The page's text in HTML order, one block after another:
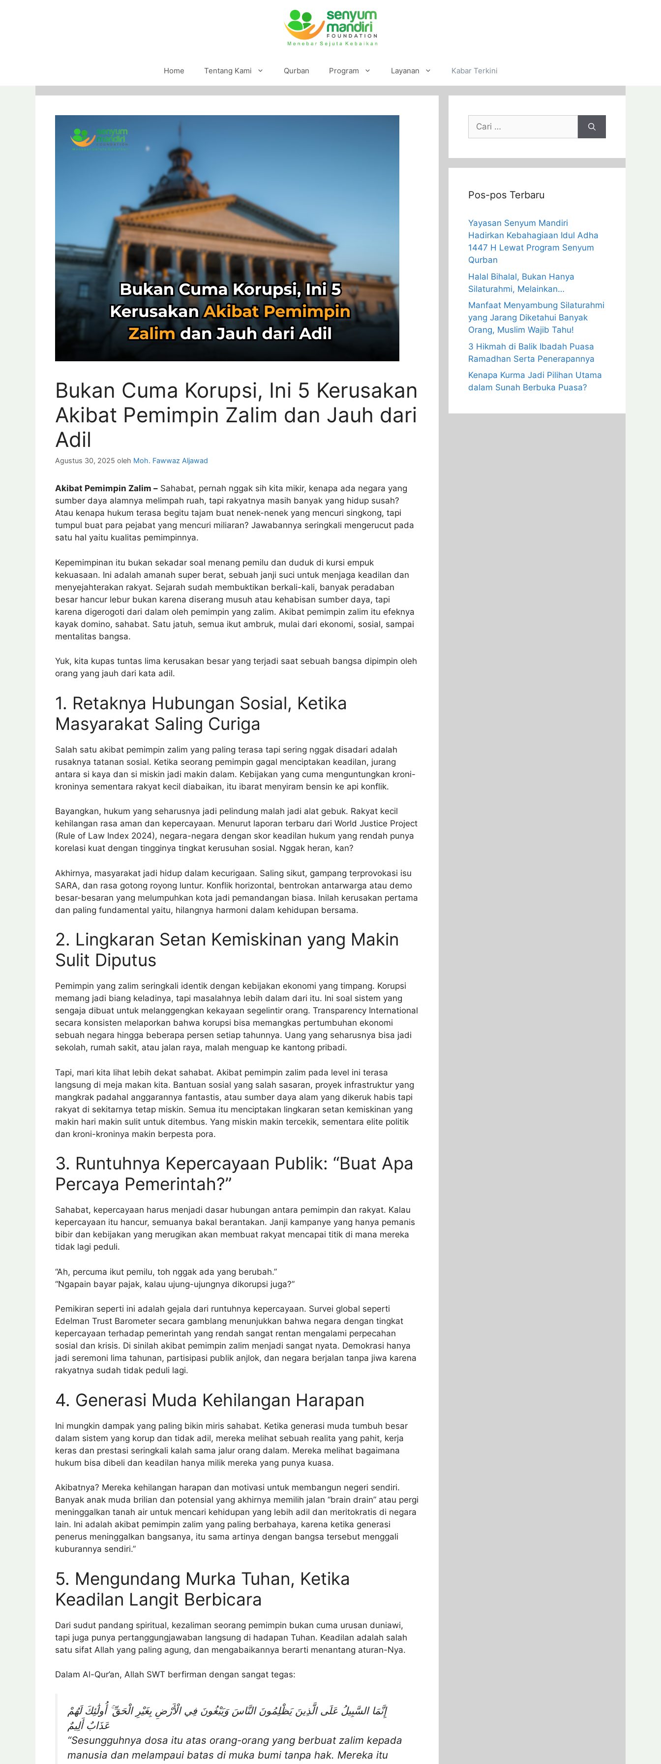
Home Tentang Kami Qurban Program Layanan Kabar Terkini
Bukan Cuma Korupsi, Ini 5 Kerusakan
Akibat Pemimpin Zalim dan Jauh dari
Adil
Agustus 30, 2025 oleh Moh. Fawwaz Aljawad
Akibat Pemimpin Zalim – Sahabat, pernah nggak sih kita mikir, kenapa ada negara yang
sumber daya alamnya melimpah ruah, tapi rakyatnya masih banyak yang hidup susah?
Atau kenapa hukum terasa begitu tajam buat nenek-nenek yang mencuri singkong, tapi
tumpul buat para pejabat yang mencuri miliaran? Jawabannya seringkali mengerucut pada
satu hal yaitu kualitas pemimpinnya.
Kepemimpinan itu bukan sekadar soal menang pemilu dan duduk di kursi empuk
kekuasaan. Ini adalah amanah super berat, sebuah janji suci untuk menjaga keadilan dan
menyejahterakan rakyat. Sejarah sudah membuktikan berkali-kali, banyak peradaban
besar hancur lebur bukan karena diserang musuh atau kehabisan sumber daya, tapi
karena digerogoti dari dalam oleh pemimpin yang zalim. Akibat pemimpin zalim itu efeknya
kayak domino, sahabat. Satu jatuh, semua ikut ambruk, mulai dari ekonomi, sosial, sampai
mentalitas bangsa.
Yuk, kita kupas tuntas lima kerusakan besar yang terjadi saat sebuah bangsa dipimpin oleh
orang yang jauh dari kata adil.
1. Retaknya Hubungan Sosial, Ketika
Masyarakat Saling Curiga
Salah satu akibat pemimpin zalim yang paling terasa tapi sering nggak disadari adalah
rusaknya tatanan sosial. Ketika seorang pemimpin gagal menciptakan keadilan, jurang
antara si kaya dan si miskin jadi makin dalam. Kebijakan yang cuma menguntungkan kroni-
kroninya sementara rakyat kecil diabaikan, itu ibarat menyiram bensin ke api konflik.
Bayangkan, hukum yang seharusnya jadi pelindung malah jadi alat gebuk. Rakyat kecil
kehilangan rasa aman dan kepercayaan. Menurut laporan terbaru dari World Justice Project
(Rule of Law Index 2024), negara-negara dengan skor keadilan hukum yang rendah punya
korelasi kuat dengan tingginya tingkat kerusuhan sosial. Nggak heran, kan?
Akhirnya, masyarakat jadi hidup dalam kecurigaan. Saling sikut, gampang terprovokasi isu
SARA, dan rasa gotong royong luntur. Konflik horizontal, bentrokan antarwarga atau demo
besar-besaran yang melumpuhkan kota jadi pemandangan biasa. Inilah kerusakan pertama
dan paling fundamental yaitu, hilangnya harmoni dalam kehidupan bersama.
2. Lingkaran Setan Kemiskinan yang Makin
Sulit Diputus
Pemimpin yang zalim seringkali identik dengan kebijakan ekonomi yang timpang. Korupsi
memang jadi biang keladinya, tapi masalahnya lebih dalam dari itu. Ini soal sistem yang
sengaja dibuat untuk melanggengkan kekayaan segelintir orang. Transparency International
secara konsisten melaporkan bahwa korupsi bisa memangkas pertumbuhan ekonomi
sebuah negara hingga beberapa persen setiap tahunnya. Uang yang seharusnya bisa jadi
sekolah, rumah sakit, atau jalan raya, malah menguap ke kantong pribadi.
Tapi, mari kita lihat lebih dekat sahabat. Akibat pemimpin zalim pada level ini terasa
langsung di meja makan kita. Bantuan sosial yang salah sasaran, proyek infrastruktur yang
mangkrak padahal anggarannya fantastis, atau sumber daya alam yang dikeruk habis tapi
rakyat di sekitarnya tetap miskin. Semua itu menciptakan lingkaran setan kemiskinan yang
makin hari makin sulit untuk ditembus. Yang miskin makin tercekik, sementara elite politik
dan kroni-kroninya makin berpesta pora.
3. Runtuhnya Kepercayaan Publik: “Buat Apa
Percaya Pemerintah?”
Sahabat, kepercayaan harus menjadi dasar hubungan antara pemimpin dan rakyat. Kalau
kepercayaan itu hancur, semuanya bakal berantakan. Janji kampanye yang hanya pemanis
bibir dan kebijakan yang merugikan akan membuat rakyat mencapai titik di mana mereka
tidak lagi peduli.
“Ah, percuma ikut pemilu, toh nggak ada yang berubah.”
“Ngapain bayar pajak, kalau ujung-ujungnya dikorupsi juga?”
Pemikiran seperti ini adalah gejala dari runtuhnya kepercayaan. Survei global seperti
Edelman Trust Barometer secara gamblang menunjukkan bahwa negara dengan tingkat
kepercayaan terhadap pemerintah yang rendah sangat rentan mengalami perpecahan
sosial dan krisis. Di sinilah akibat pemimpin zalim menjadi sangat nyata. Demokrasi hanya
jadi seremoni lima tahunan, partisipasi publik anjlok, dan negara berjalan tanpa jiwa karena
rakyatnya sudah tidak peduli lagi.
4. Generasi Muda Kehilangan Harapan
Ini mungkin dampak yang paling bikin miris sahabat. Ketika generasi muda tumbuh besar
dalam sistem yang korup dan tidak adil, mereka melihat sebuah realita yang pahit, kerja
keras dan prestasi seringkali kalah sama jalur orang dalam. Mereka melihat bagaimana
hukum bisa dibeli dan keadilan hanya milik mereka yang punya kuasa.
Akibatnya? Mereka kehilangan harapan dan motivasi untuk membangun negeri sendiri.
Banyak anak muda brilian dan potensial yang akhirnya memilih jalan “brain drain” atau pergi
meninggalkan tanah air untuk mencari kehidupan yang lebih adil dan meritokratis di negara
lain. Ini adalah akibat pemimpin zalim yang paling berbahaya, karena ketika generasi
penerus meninggalkan bangsanya, itu sama artinya dengan bangsa tersebut menggali
kuburannya sendiri.”
5. Mengundang Murka Tuhan, Ketika
Keadilan Langit Berbicara
Dari sudut pandang spiritual, kezaliman seorang pemimpin bukan cuma urusan duniawi,
tapi juga punya pertanggungjawaban langsung di hadapan Tuhan. Keadilan adalah salah
satu sifat Allah yang paling agung, dan mengabaikannya berarti menantang aturan-Nya.
Dalam Al-Qur’an, Allah SWT berfirman dengan sangat tegas:
إِنَّمَا السَّبِيلُ عَلَى الَّذِينَ يَظْلِمُونَ النَّاسَ وَيَبْغُونَ فِي الْأَرْضِ بِغَيْرِ الْحَقِّ ۚ أُولَٰئِكَ لَهُمْ
عَذَابٌ أَلِيمٌ
“Sesungguhnya dosa itu atas orang-orang yang berbuat zalim kepada
manusia dan melampaui batas di muka bumi tanpa hak. Mereka itu
Pos-pos Terbaru
Yayasan Senyum Mandiri
Hadirkan Kebahagiaan Idul Adha
1447 H Lewat Program Senyum
Qurban
Halal Bihalal, Bukan Hanya
Silaturahmi, Melainkan…
Manfaat Menyambung Silaturahmi
yang Jarang Diketahui Banyak
Orang, Muslim Wajib Tahu!
3 Hikmah di Balik Ibadah Puasa
Ramadhan Serta Penerapannya
Kenapa Kurma Jadi Pilihan Utama
dalam Sunah Berbuka Puasa?